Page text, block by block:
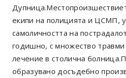
екипи на полицията и ЦСМП,
самоличността на
годишно, с множество травми
лечение в столична
образувано досъдебно